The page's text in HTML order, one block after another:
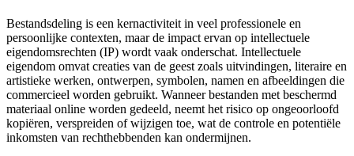
Bestandsdeling is een kernactiviteit in veel professionele en
persoonlijke contexten, maar de impact ervan op intellectuele
eigendomsrechten (IP) wordt vaak onderschat. Intellectuele
eigendom omvat creaties van de geest zoals uitvindingen, literaire en
artistieke werken, ontwerpen, symbolen, namen en afbeeldingen die
commercieel worden gebruikt. Wanneer bestanden met beschermd
materiaal online worden gedeeld, neemt het risico op ongeoorloofd
kopiëren, verspreiden of wijzigen toe, wat de controle en potentiële
inkomsten van rechthebbenden kan ondermijnen.